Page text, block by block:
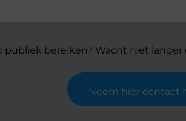
bereiken? Wacht niet langer
Neem hier contact